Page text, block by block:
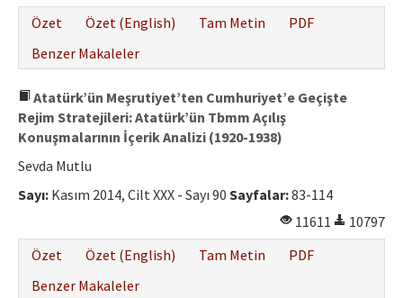
Özet
Özet (English) Tam Metin
PDF
Benzer Makaleler
Atatürk’ün Meşrutiyet’ten Cumhuriyet’e Geçişte
Rejim Stratejileri: Atatürk’ün Tbmm Açılış
Konuşmalarının İçerik Analizi (1920-1938)
Sevda Mutlu
Sayı: Kasım 2014, Cilt XXX - Sayı 90 Sayfalar:83-114
11611
10797
Özet
Özet (English) Tam Metin
PDF
Benzer Makaleler